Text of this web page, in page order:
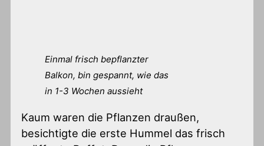
Einmal frisch bepflanzter
Balkon, bin gespannt, wie das
in 1-3 Wochen aussieht
Kaum waren die Pflanzen draußen,
besichtigte die erste Hummel das frisch